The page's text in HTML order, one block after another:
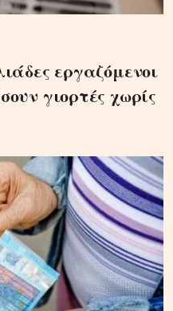
εργαζόμενοι
γιορτές χωρίς